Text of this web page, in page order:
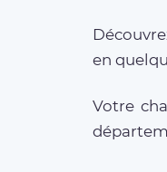
en
Votre